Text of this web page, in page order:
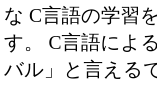
な C言語の学習
す。 C言語によ
バル」と言える